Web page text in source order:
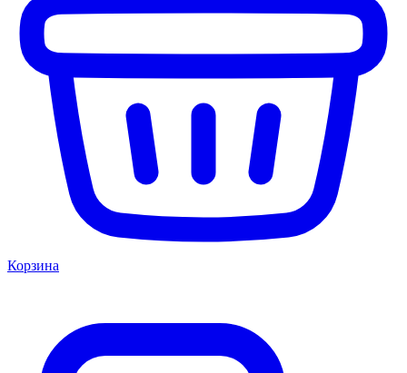
Корзина